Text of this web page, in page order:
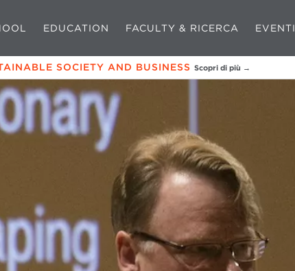
EDUCATION FACULTY & RICERCA EVENTI
SOCIETY AND BUSINESS Scopri di più →